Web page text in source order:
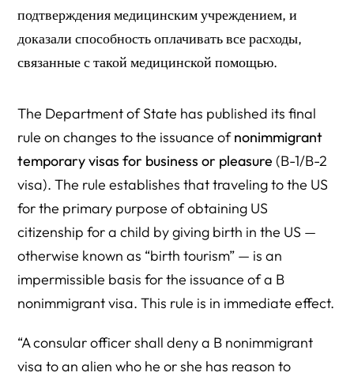
подтверждения медицинским учреждением, и
доказали способность оплачивать все расходы,
связанные с такой медицинской помощью.
The Department of State has published its final
rule on changes to the issuance ofnonimmigrant
temporary visas for business or pleasure (B-1/B-2
visa). The rule establishes that traveling to the US
for the primary purpose of obtaining US
citizenship for a child by giving birth in the US —
otherwise known as “birth tourism” — is an
impermissible basis for the issuance of a B
nonimmigrant visa. This rule is in immediate effect.
“A consular officer shall deny a B nonimmigrant
visa to an alien who he or she has reason to